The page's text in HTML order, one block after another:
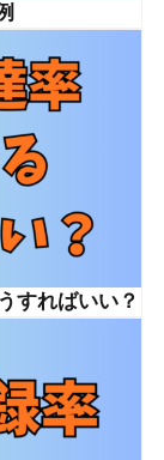
すればいい？